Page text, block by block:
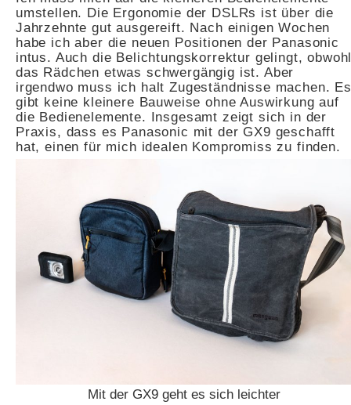
umstellen. Die Ergonomie der DSLRs ist über die
Jahrzehnte gut ausgereift. Nach einigen Wochen
habe ich aber die neuen Positionen der Panasonic
intus. Auch die Belichtungskorrektur gelingt,
das Rädchen etwas schwergängig ist. Aber
irgendwo muss ich halt Zugeständnisse machen. Es
gibt keine kleinere Bauweise ohne Auswirkung auf
die Bedienelemente. Insgesamt zeigt sich in der
Praxis, dass es Panasonic mit der GX9 geschafft
hat, einen für mich idealen Kompromiss zu finden.
Mit der GX9 geht es sich leichter